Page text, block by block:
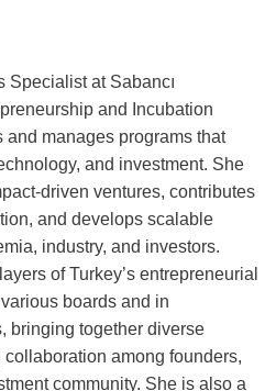
Specialist at Sabancı
and Incubation
manages programs that
and investment. She
driven ventures, contributes
and develops scalable
industry, and investors.
of Turkey’s entrepreneurial
boards and in
bringing together diverse
among founders,
community. She is also a